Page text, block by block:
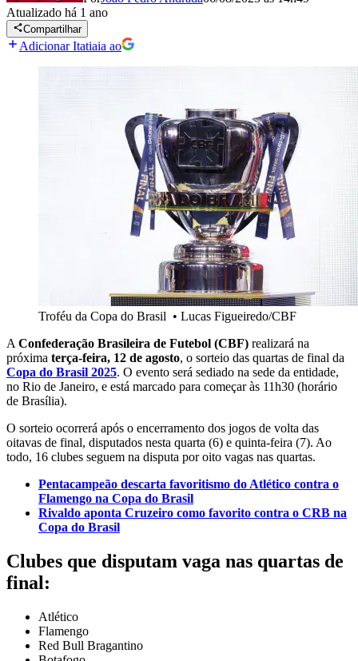
Atualizado há 1 ano
Compartilhar
Adicionar Itatiaia ao
Troféu da Copa do Brasil • Lucas Figueiredo/CBF
A Confederação Brasileira de Futebol (CBF) realizará na
próxima terça-feira, 12 de agosto, o sorteio das quartas de final da
Copa do Brasil 2025. O evento será sediado na sede da entidade,
no Rio de Janeiro, e está marcado para começar às 11h30 (horário
de Brasília).
O sorteio ocorrerá após o encerramento dos jogos de volta das
oitavas de final, disputados nesta quarta (6) e quinta-feira (7). Ao
todo, 16 clubes seguem na disputa por oito vagas nas quartas.
Pentacampeão descarta favoritismo do Atlético contra o
Flamengo na Copa do Brasil
Rivaldo aponta Cruzeiro como favorito contra o CRB na
Copa do Brasil
Clubes que disputam vaga nas quartas de
final:
Atlético
Flamengo
Red Bull Bragantino